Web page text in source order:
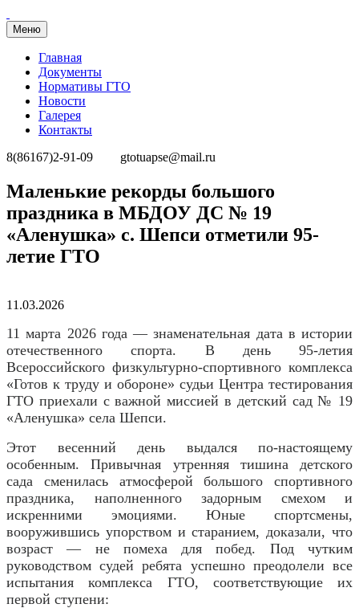
Меню
Главная
Документы
Нормативы ГТО
Новости
Галерея
Контакты
8(86167)2-91-09
gtotuapse@mail.ru
Перейти
к
содержимому
Маленькие рекорды большого
праздника в МБДОУ ДС № 19
«Аленушка» с. Шепси отметили 95-
летие ГТО
Опубликовано
11.03.2026
11 марта 2026 года — знаменательная дата в истории
отечественного спорта. В день 95-летия
Всероссийского физкультурно-спортивного комплекса
«Готов к труду и обороне» судьи Центра тестирования
ГТО приехали с важной миссией в детский сад № 19
«Аленушка» села Шепси.
Этот весенний день выдался по-настоящему
особенным. Привычная утренняя тишина детского
сада сменилась атмосферой большого спортивного
праздника, наполненного задорным смехом и
искренними эмоциями. Юные спортсмены,
вооружившись упорством и старанием, доказали, что
возраст — не помеха для побед. Под чутким
руководством судей ребята успешно преодолели все
испытания комплекса ГТО, соответствующие их
первой ступени: